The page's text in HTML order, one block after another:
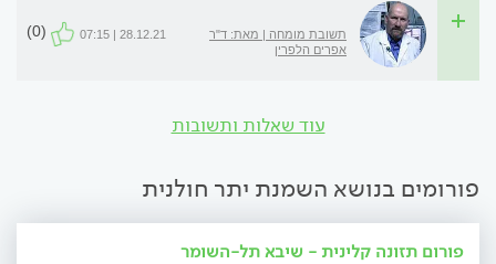
תשובת מומחה | מאת: ד"ר
אפרים הלפרין
28.12.21 | 07:15
(0)
עוד שאלות ותשובות
פורומים בנושא השמנת יתר חולנית
פורום תזונה קלינית - שיבא תל-השומר